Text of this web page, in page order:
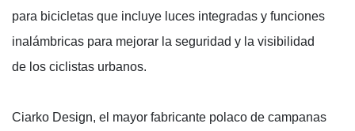
para bicicletas que incluye luces integradas y funciones
inalámbricas para mejorar la seguridad y la visibilidad
de los ciclistas urbanos.
Ciarko Design, el mayor fabricante polaco de campanas